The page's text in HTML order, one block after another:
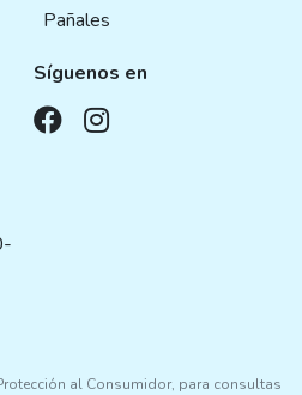
Pañales
Síguenos en
al Consumidor, para consultas